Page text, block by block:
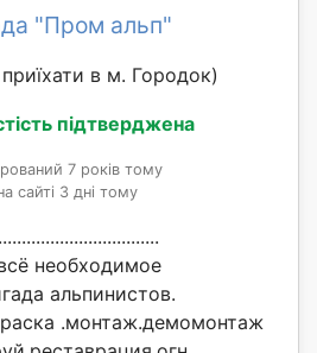
"Пром альп"
в м. Городок)
підтверджена
7 років тому
сайті 3 дні тому
необходимое
альпинистов.
.монтаж.демомонтаж